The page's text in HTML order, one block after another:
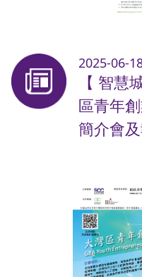
2025-06-
【 智慧
區青年
簡介會及